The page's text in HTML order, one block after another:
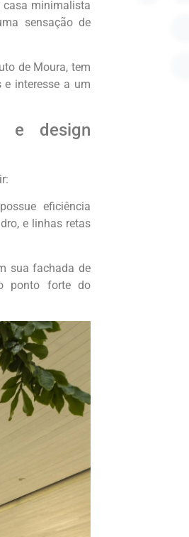
casa minimalista
sensação de
de Moura, tem
interesse a um
e design
eficiência
e linhas retas
sua fachada de
ponto forte do